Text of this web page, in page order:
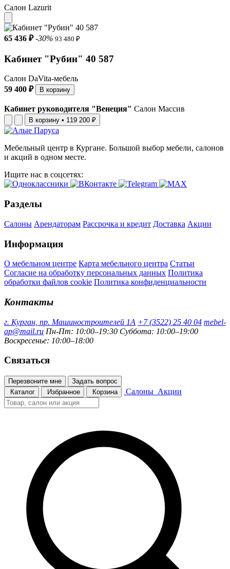
Салон Lazurit
65 436 ₽ -30% 93 480 ₽
Кабинет "Рубин" 40 587
Салон DaVita-мебель
59 400 ₽
В корзину
Кабинет руководителя "Венеция" Салон Массив
В корзину • 119 200 ₽
Мебельный центр в Кургане. Большой выбор мебели, салонов
и акций в одном месте.
Ищите нас в соцсетях:
Разделы
Салоны Арендаторам Рассрочка и кредит Доставка Акции
Информация
О мебельном центре Карта мебельного центра Статьи
Согласие на обработку персональных данных Политика
обработки файлов cookie Политика конфиденциальности
Контакты
г. Курган, пр. Машиностроителей 1А +7 (3522) 25 40 04 mebel-
ap@mail.ru Пн-Пт: 10:00–19:30 Суббота: 10:00–19:00
Воскресенье: 10:00–18:00
Связаться
Перезвоните мне
Задать вопрос
Каталог
Избранное Корзина Салоны Акции